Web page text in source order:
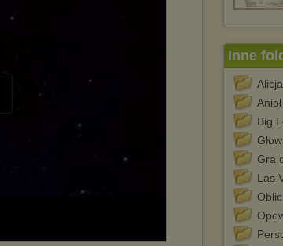
Inne
Big
Gra
Las